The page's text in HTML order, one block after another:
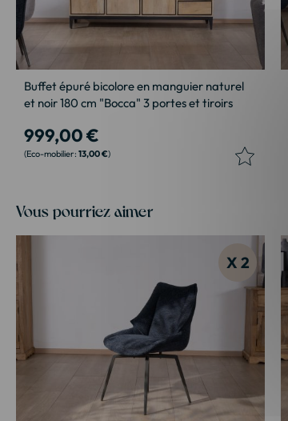
Buffet épuré bicolore en manguier naturel
et noir 180 cm "Bocca" 3 portes et tiroirs
999,00 €
13,00 €
Vous pourriez aimer
X 2